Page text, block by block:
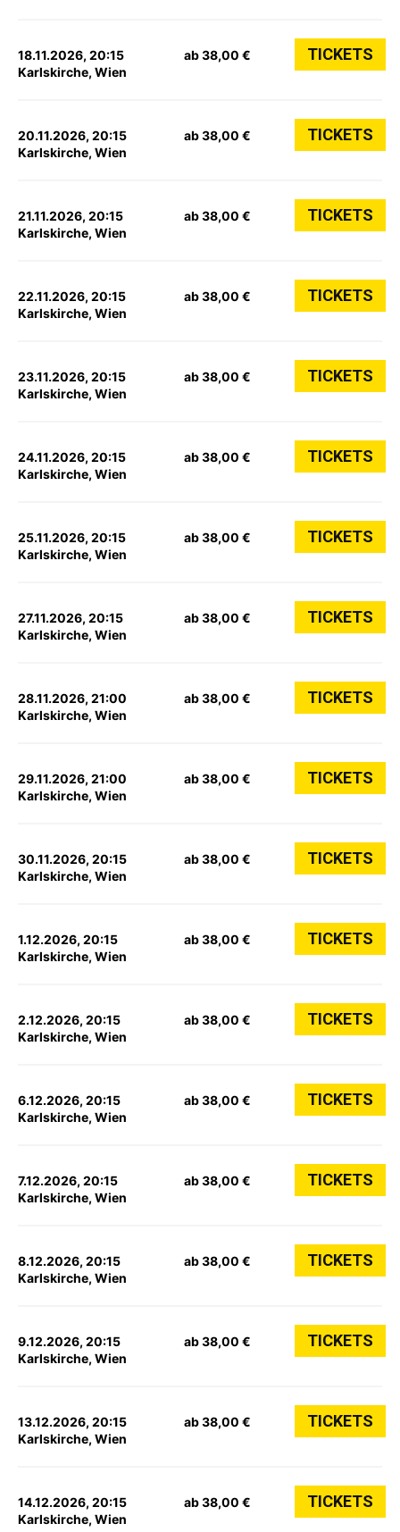
18.11.2026, 20:15
Karlskirche, Wien
ab 38,00 € TICKETS
20.11.2026, 20:15
Karlskirche, Wien
ab 38,00 € TICKETS
21.11.2026, 20:15
Karlskirche, Wien
ab 38,00 € TICKETS
22.11.2026, 20:15
Karlskirche, Wien
ab 38,00 € TICKETS
23.11.2026, 20:15
Karlskirche, Wien
ab 38,00 € TICKETS
24.11.2026, 20:15
Karlskirche, Wien
ab 38,00 € TICKETS
25.11.2026, 20:15
Karlskirche, Wien
ab 38,00 € TICKETS
27.11.2026, 20:15
Karlskirche, Wien
ab 38,00 € TICKETS
28.11.2026, 21:00
Karlskirche, Wien
ab 38,00 € TICKETS
29.11.2026, 21:00
Karlskirche, Wien
ab 38,00 € TICKETS
30.11.2026, 20:15
Karlskirche, Wien
ab 38,00 € TICKETS
1.12.2026, 20:15
Karlskirche, Wien
ab 38,00 € TICKETS
2.12.2026, 20:15
Karlskirche, Wien
ab 38,00 € TICKETS
6.12.2026, 20:15
Karlskirche, Wien
ab 38,00 € TICKETS
7.12.2026, 20:15
Karlskirche, Wien
ab 38,00 € TICKETS
8.12.2026, 20:15
Karlskirche, Wien
ab 38,00 € TICKETS
9.12.2026, 20:15
Karlskirche, Wien
ab 38,00 € TICKETS
13.12.2026, 20:15
Karlskirche, Wien
ab 38,00 € TICKETS
14.12.2026, 20:15
Karlskirche, Wien
ab 38,00 € TICKETS